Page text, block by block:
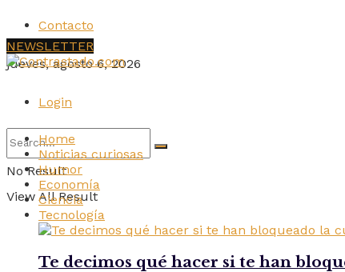
Contacto
jueves, agosto 6, 2026
Login
No Result
View All Result
NEWSLETTER
Home
Noticias curiosas
Humor
Economía
Ciencia
Tecnología
Te decimos qué hacer si te han